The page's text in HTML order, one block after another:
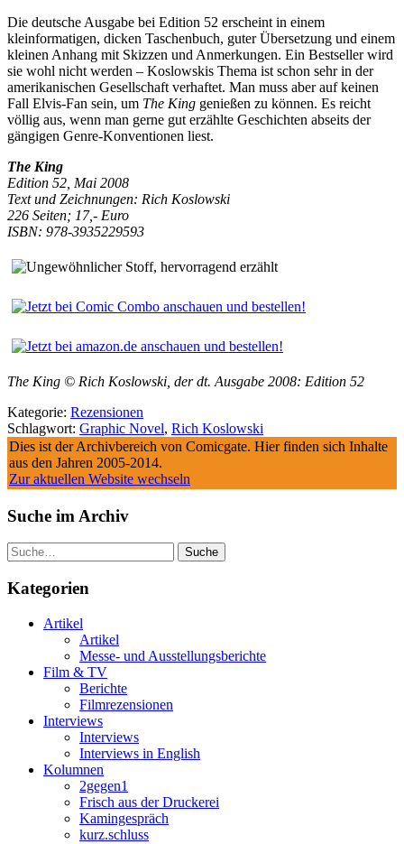
Die deutsche Ausgabe bei Edition 52 erscheint in einem
kleinformatigen, dicken Taschenbuch, guter Übersetzung und einem
kleinen Anhang mit Skizzen und Anmerkungen. Ein Bestseller wird
sie wohl nicht werden – Koslowskis Thema ist schon sehr in der
amerikanischen Gesellschaft verhaftet. Man muss aber auf keinen
Fall Elvis-Fan sein, um The King genießen zu können. Es reicht
völlig aus, wenn man gerne gut erzählte Geschichten abseits der
gängigen Genre-Konventionen liest.
The King
Edition 52, Mai 2008
Text und Zeichnungen: Rich Koslowski
226 Seiten; 17,- Euro
ISBN: 978-3935229593
The King © Rich Koslowski, der dt. Ausgabe 2008: Edition 52
Kategorie: Rezensionen
Schlagwort: Graphic Novel, Rich Koslowski
Dies ist der Archivbereich von Comicgate. Hier finden sich Inhalte
aus den Jahren 2005-2014.
Zur aktuellen Website wechseln
Suche im Archiv
Suche
Kategorien
Artikel
Artikel
Messe- und Ausstellungsberichte
Film & TV
Berichte
Filmrezensionen
Interviews
Interviews
Interviews in English
Kolumnen
2gegen1
Frisch aus der Druckerei
Kamingespräch
kurz.schluss